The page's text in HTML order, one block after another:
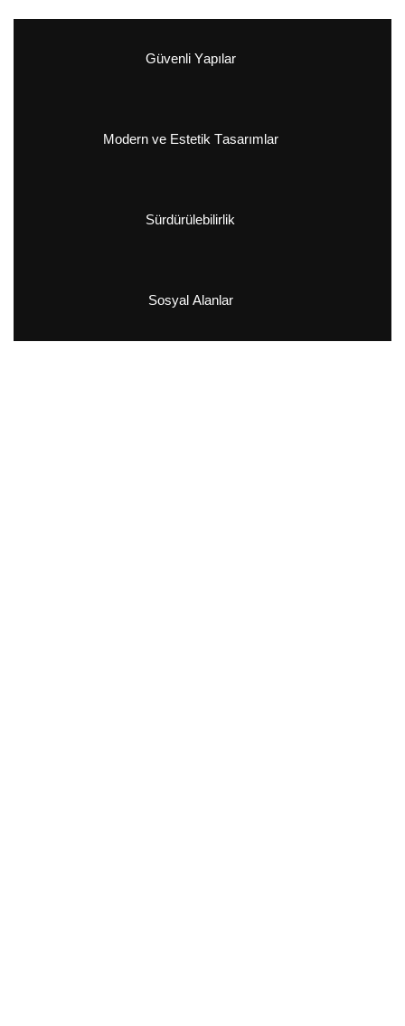
Güvenli Yapılar
Modern ve Estetik Tasarımlar
Sürdürülebilirlik
Sosyal Alanlar